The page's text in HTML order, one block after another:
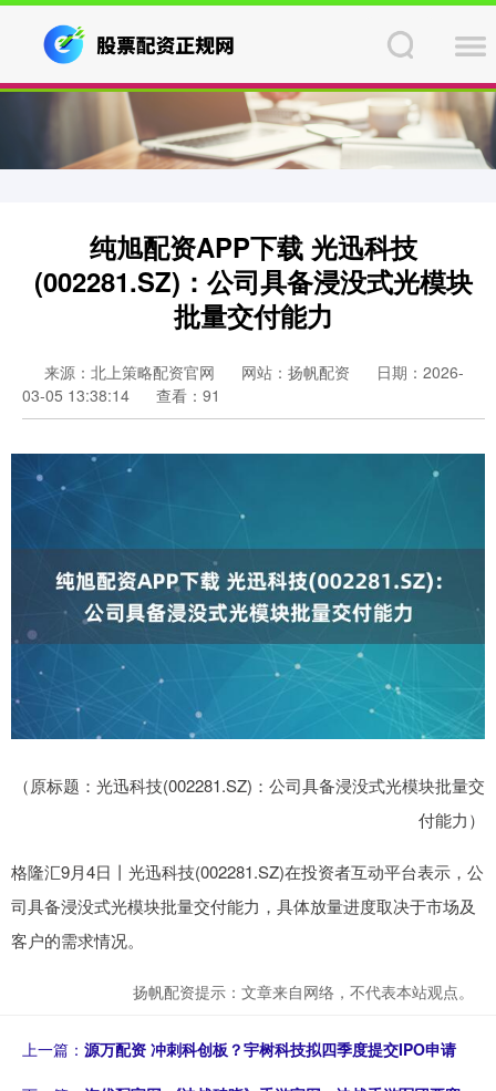
纯旭配资APP下载 光迅科技
(002281.SZ)：公司具备浸没式光模块
批量交付能力
来源：北上策略配资官网 网站：扬帆配资
日期：2026-
03-05 13:38:14
查看：91
（原标题：光迅科技(002281.SZ)：公司具备浸没式光模块批量交
付能力）
格隆汇9月4日丨光迅科技(002281.SZ)在投资者互动平台表示，公
司具备浸没式光模块批量交付能力，具体放量进度取决于市场及
客户的需求情况。
扬帆配资提示：文章来自网络，不代表本站观点。
上一篇： 源万配资 冲刺科创板？宇树科技拟四季度提交IPO申请